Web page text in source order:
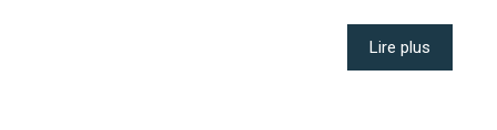
Lire plus